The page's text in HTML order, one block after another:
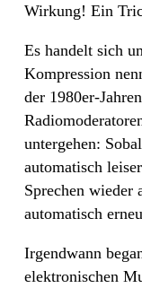
Wirkung! Ein
Es handelt sich
Kompression
der 1980er-
untergehen:
automatisch
Sprechen
automatisch
Irgendwann
elektronischen